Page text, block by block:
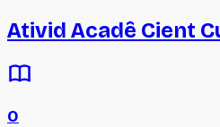
Ativid Acadê Cient
0